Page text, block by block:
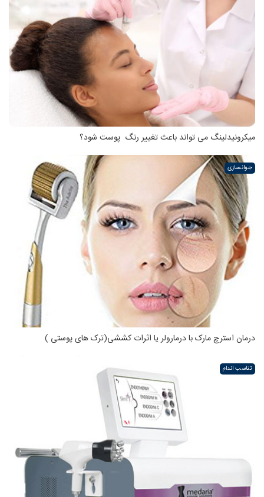
میکرونیدلینگ می تواند باعث تغییر رنگ ‍ پوست شود؟
جوانسازی
درمان استرچ مارک با درمارولر یا اثرات کششی(ترک های پوستی )
تناسب اندام